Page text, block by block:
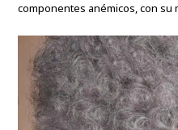
componentes anémicos, con su